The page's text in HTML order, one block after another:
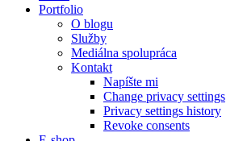
Portfolio
O blogu
Služby
Mediálna spolupráca
Kontakt
Napíšte mi
Change privacy settings
Privacy settings history
Revoke consents